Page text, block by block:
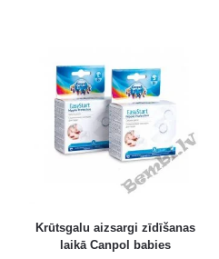
Krūtsgalu aizsargi zīdīšanas
laikā Canpol babies